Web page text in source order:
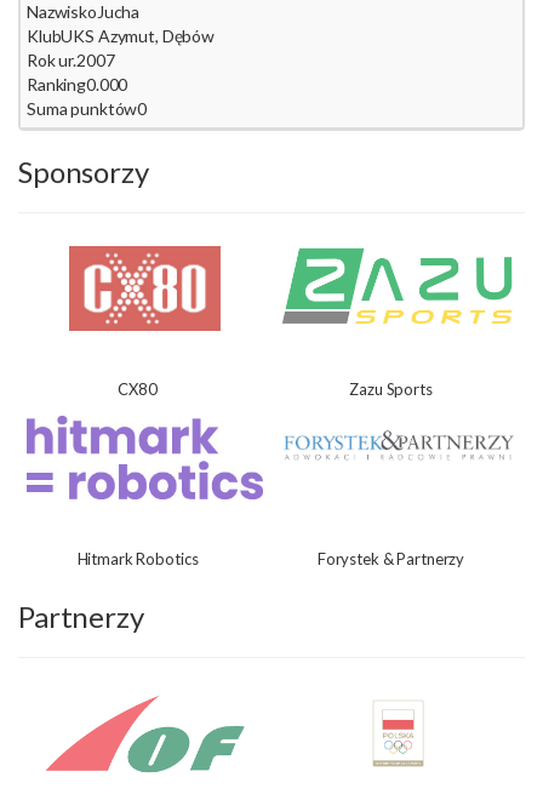
Nazwisko Jucha
KlubUKS Azymut, Dębów
Rok ur.2007
Ranking0.000
Suma punktów0
Sponsorzy
CX80 Zazu Sports
Hitmark Robotics Forystek & Partnerzy
Partnerzy